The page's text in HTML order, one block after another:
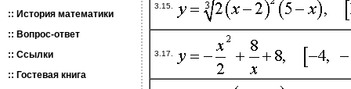
3.15.
3.17.
:: История математики
:: Вопрос-ответ
:: Ссылки
:: Гостевая книга